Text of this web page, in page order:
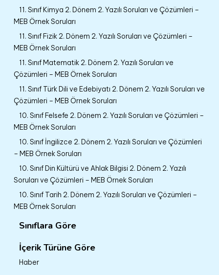
11. Sınıf Kimya 2. Dönem 2. Yazılı Soruları ve Çözümleri –
MEB Örnek Soruları
11. Sınıf Fizik 2. Dönem 2. Yazılı Soruları ve Çözümleri –
MEB Örnek Soruları
11. Sınıf Matematik 2. Dönem 2. Yazılı Soruları ve
Çözümleri – MEB Örnek Soruları
11. Sınıf Türk Dili ve Edebiyatı 2. Dönem 2. Yazılı Soruları ve
Çözümleri – MEB Örnek Soruları
10. Sınıf Felsefe 2. Dönem 2. Yazılı Soruları ve Çözümleri –
MEB Örnek Soruları
10. Sınıf İngilizce 2. Dönem 2. Yazılı Soruları ve Çözümleri
– MEB Örnek Soruları
10. Sınıf Din Kültürü ve Ahlak Bilgisi 2. Dönem 2. Yazılı
Soruları ve Çözümleri – MEB Örnek Soruları
10. Sınıf Tarih 2. Dönem 2. Yazılı Soruları ve Çözümleri –
MEB Örnek Soruları
Sınıflara Göre
İçerik Türüne Göre
Haber